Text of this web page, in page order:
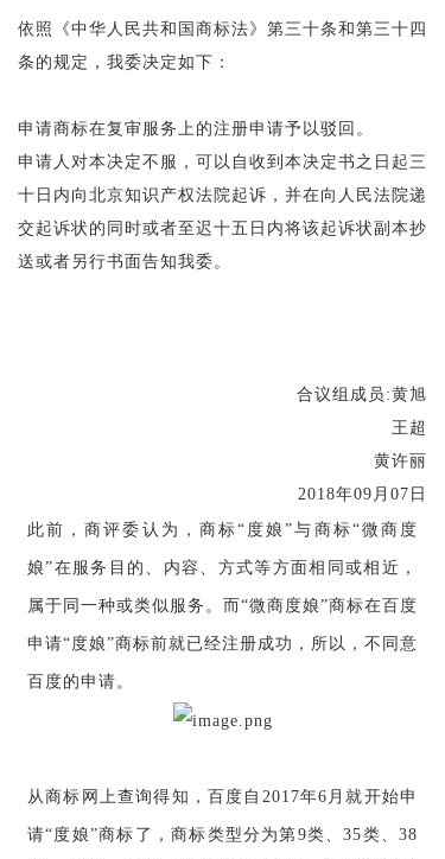
依照《中华人民共和国商标法》第三十条和第三十四
条的规定，我委决定如下：
申请商标在复审服务上的注册申请予以驳回。
申请人对本决定不服，可以自收到本决定书之日起三
十日内向北京知识产权法院起诉，并在向人民法院递
交起诉状的同时或者至迟十五日内将该起诉状副本抄
送或者另行书面告知我委。
合议组成员:黄旭
王超
黄许丽
2018年09月07日
此前，商评委认为，商标“度娘”与商标“微商度
娘”在服务目的、内容、方式等方面相同或相近，
属于同一种或类似服务。而“微商度娘”商标在百度
申请“度娘”商标前就已经注册成功，所以，不同意
百度的申请。
从商标网上查询得知，百度自2017年6月就开始申
请“度娘”商标了，商标类型分为第9类、35类、38